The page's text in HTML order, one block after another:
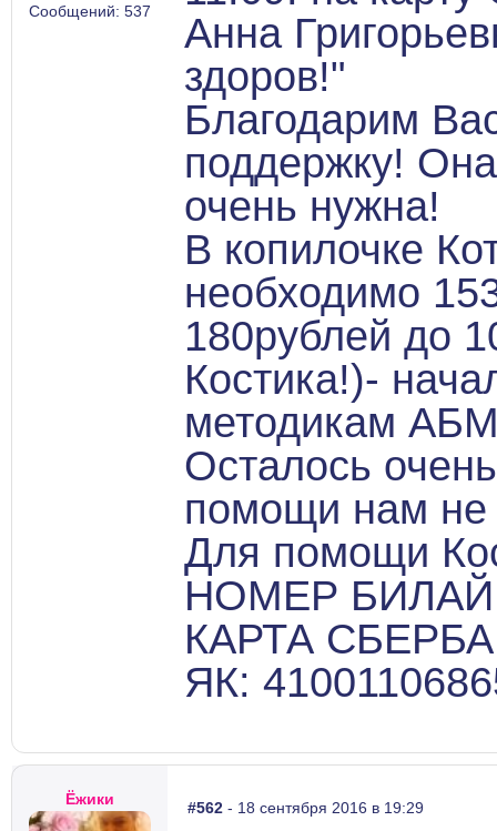
Сообщений: 537
Анна
здоров!"
Благодарим
поддержку!
очень нужна!
В копилочке
необходимо
180рублей до
Костика!)-
методикам
Осталось
помощи нам не
Для помощи
НОМЕР
КАРТА
ЯК:
Ёжики #562 - 18 сентября 2016 в 19:29